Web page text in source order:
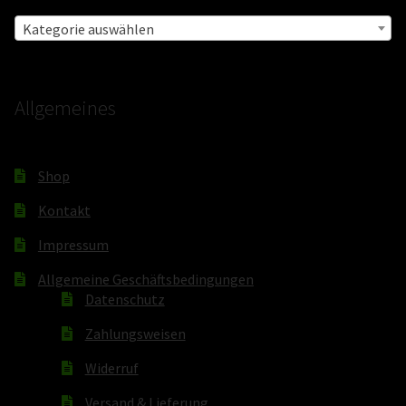
Kategorie auswählen
Allgemeines
Shop
Kontakt
Impressum
Allgemeine Geschäftsbedingungen
Datenschutz
Zahlungsweisen
Widerruf